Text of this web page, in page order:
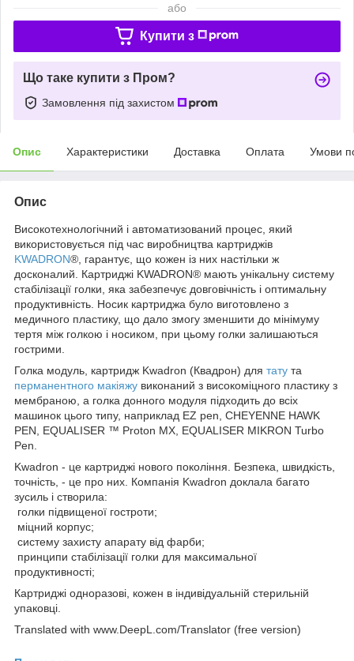
або
Купити з
Що таке купити з Пром?
Замовлення під захистом
Опис Характеристики Доставка Оплата Умови
Опис
Високотехнологічний і автоматизований процес, який
використовується під час виробництва картриджів
KWADRON®, гарантує, що кожен із них настільки ж
досконалий. Картриджі KWADRON® мають унікальну систему
стабілізації голки, яка забезпечує довговічність і оптимальну
продуктивність. Носик картриджа було виготовлено з
медичного пластику, що дало змогу зменшити до мінімуму
тертя між голкою і носиком, при цьому голки залишаються
гострими.
Голка модуль, картридж Kwadron (Квадрон) для тату та
перманентного макіяжу виконаний з високоміцного пластику з
мембраною, а голка донного модуля підходить до всіх
машинок цього типу, наприклад EZ pen, CHEYENNE HAWK
PEN, EQUALISER ™ Proton MX, EQUALISER MIKRON Turbo
Pen.
Kwadron - це картриджі нового покоління. Безпека, швидкість,
точність, - це про них. Компанія Kwadron доклала багато
зусиль і створила:
голки підвищеної гостроти;
міцний корпус;
систему захисту апарату від фарби;
принципи стабілізації голки для максимальної
продуктивності;
Картриджі одноразові, кожен в індивідуальній стерильній
упаковці.
Translated with www.DeepL.com/Translator (free version)